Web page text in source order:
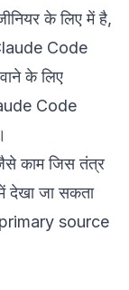
के लिएमें है,
Code
के लिए
Code
काम जिस तंत्र
देखा जा सकता
source